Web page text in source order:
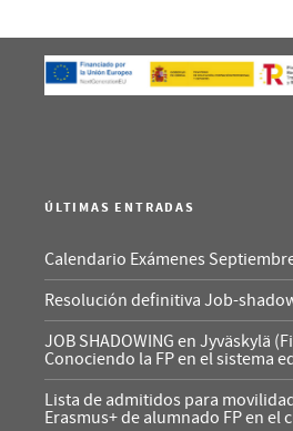
ÚLTIMAS ENTRADAS
Calendario Exámenes
Resolución definitiva Job-
JOB SHADOWING en Jyväskylä
Conociendo la FP en el sistema
Lista de admitidos para
Erasmus+ de alumnado FP en el